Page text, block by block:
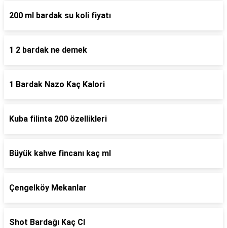
200 ml bardak su koli fiyatı
1 2 bardak ne demek
1 Bardak Nazo Kaç Kalori
Kuba filinta 200 özellikleri
Büyük kahve fincanı kaç ml
Çengelköy Mekanlar
Shot Bardağı Kaç Cl